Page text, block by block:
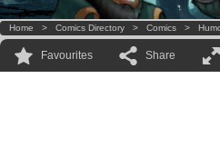
Home > Comics Directory > Comics >
Favourites Share